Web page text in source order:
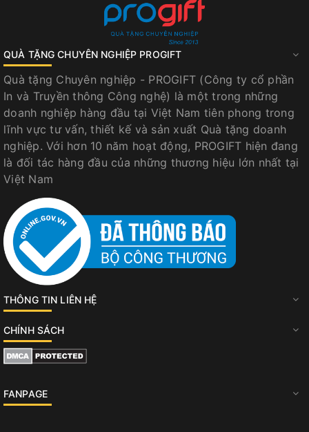
QUÀ TẶNG CHUYÊN NGHIỆP PROGIFT
Quà tặng Chuyên nghiệp - PROGIFT (Công ty cổ phần
In và Truyền thông Công nghệ) là một trong những
doanh nghiệp hàng đầu tại Việt Nam tiên phong trong
lĩnh vực tư vấn, thiết kế và sản xuất Quà tặng doanh
nghiệp. Với hơn 10 năm hoạt động, PROGIFT hiện đang
là đối tác hàng đầu của những thương hiệu lớn nhất tại
Việt Nam
THÔNG TIN LIÊN HỆ
CHÍNH SÁCH
FANPAGE